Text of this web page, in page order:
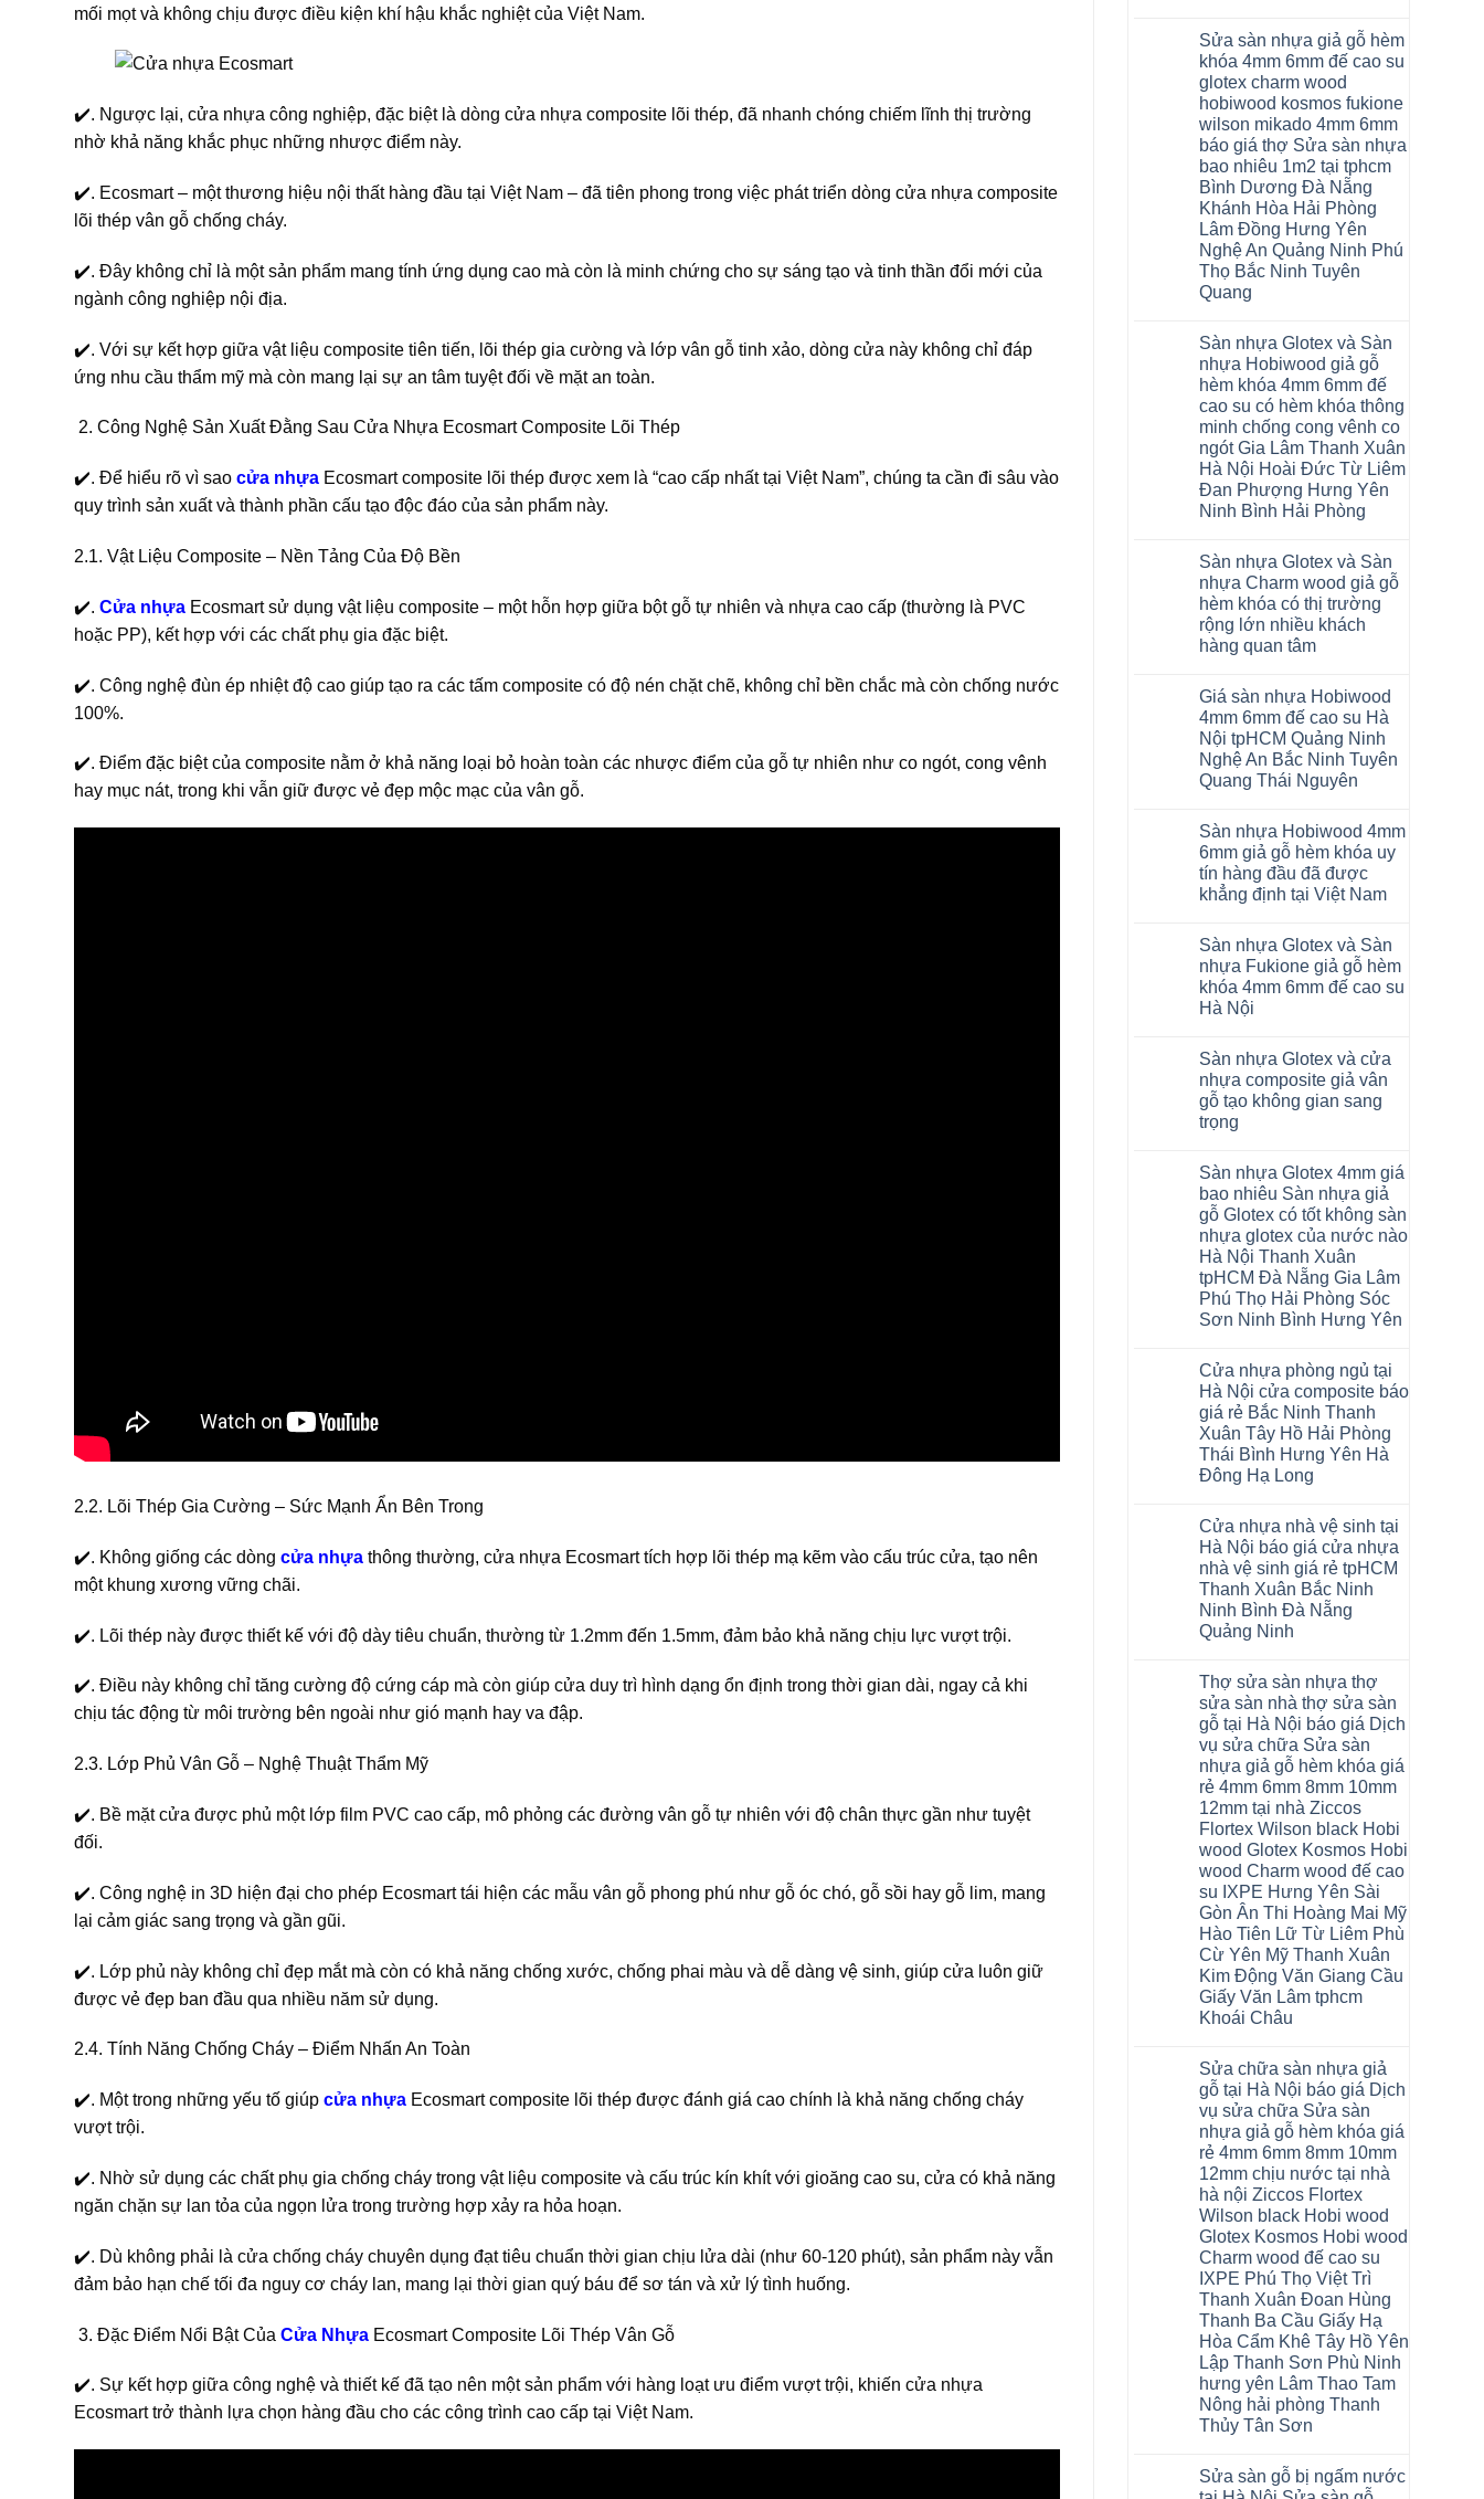
mối mọt và không chịu được điều kiện khí hậu khắc nghiệt của Việt Nam.
✔️. Ngược lại, cửa nhựa công nghiệp, đặc biệt là dòng cửa nhựa composite lõi thép, đã nhanh chóng chiếm lĩnh thị trường
nhờ khả năng khắc phục những nhược điểm này.
✔️. Ecosmart – một thương hiệu nội thất hàng đầu tại Việt Nam – đã tiên phong trong việc phát triển dòng cửa nhựa composite
lõi thép vân gỗ chống cháy.
✔️. Đây không chỉ là một sản phẩm mang tính ứng dụng cao mà còn là minh chứng cho sự sáng tạo và tinh thần đổi mới của
ngành công nghiệp nội địa.
✔️. Với sự kết hợp giữa vật liệu composite tiên tiến, lõi thép gia cường và lớp vân gỗ tinh xảo, dòng cửa này không chỉ đáp
ứng nhu cầu thẩm mỹ mà còn mang lại sự an tâm tuyệt đối về mặt an toàn.
Công Nghệ Sản Xuất Đằng Sau Cửa Nhựa Ecosmart Composite Lõi Thép
✔️. Để hiểu rõ vì sao cửa nhựa Ecosmart composite lõi thép được xem là “cao cấp nhất tại Việt Nam”, chúng ta cần đi sâu vào
quy trình sản xuất và thành phần cấu tạo độc đáo của sản phẩm này.
2.1. Vật Liệu Composite – Nền Tảng Của Độ Bền
✔️. Cửa nhựa Ecosmart sử dụng vật liệu composite – một hỗn hợp giữa bột gỗ tự nhiên và nhựa cao cấp (thường là PVC
hoặc PP), kết hợp với các chất phụ gia đặc biệt.
✔️. Công nghệ đùn ép nhiệt độ cao giúp tạo ra các tấm composite có độ nén chặt chẽ, không chỉ bền chắc mà còn chống nước
100%.
✔️. Điểm đặc biệt của composite nằm ở khả năng loại bỏ hoàn toàn các nhược điểm của gỗ tự nhiên như co ngót, cong vênh
hay mục nát, trong khi vẫn giữ được vẻ đẹp mộc mạc của vân gỗ.
2.2. Lõi Thép Gia Cường – Sức Mạnh Ẩn Bên Trong
✔️. Không giống các dòng cửa nhựa thông thường, cửa nhựa Ecosmart tích hợp lõi thép mạ kẽm vào cấu trúc cửa, tạo nên
một khung xương vững chãi.
✔️. Lõi thép này được thiết kế với độ dày tiêu chuẩn, thường từ 1.2mm đến 1.5mm, đảm bảo khả năng chịu lực vượt trội.
✔️. Điều này không chỉ tăng cường độ cứng cáp mà còn giúp cửa duy trì hình dạng ổn định trong thời gian dài, ngay cả khi
chịu tác động từ môi trường bên ngoài như gió mạnh hay va đập.
2.3. Lớp Phủ Vân Gỗ – Nghệ Thuật Thẩm Mỹ
✔️. Bề mặt cửa được phủ một lớp film PVC cao cấp, mô phỏng các đường vân gỗ tự nhiên với độ chân thực gần như tuyệt
đối.
✔️. Công nghệ in 3D hiện đại cho phép Ecosmart tái hiện các mẫu vân gỗ phong phú như gỗ óc chó, gỗ sồi hay gỗ lim, mang
lại cảm giác sang trọng và gần gũi.
✔️. Lớp phủ này không chỉ đẹp mắt mà còn có khả năng chống xước, chống phai màu và dễ dàng vệ sinh, giúp cửa luôn giữ
được vẻ đẹp ban đầu qua nhiều năm sử dụng.
2.4. Tính Năng Chống Cháy – Điểm Nhấn An Toàn
✔️. Một trong những yếu tố giúp cửa nhựa Ecosmart composite lõi thép được đánh giá cao chính là khả năng chống cháy
vượt trội.
✔️. Nhờ sử dụng các chất phụ gia chống cháy trong vật liệu composite và cấu trúc kín khít với gioăng cao su, cửa có khả năng
ngăn chặn sự lan tỏa của ngọn lửa trong trường hợp xảy ra hỏa hoạn.
✔️. Dù không phải là cửa chống cháy chuyên dụng đạt tiêu chuẩn thời gian chịu lửa dài (như 60-120 phút), sản phẩm này vẫn
đảm bảo hạn chế tối đa nguy cơ cháy lan, mang lại thời gian quý báu để sơ tán và xử lý tình huống.
Đặc Điểm Nổi Bật Của Cửa NhựaEcosmart Composite Lõi Thép Vân Gỗ
✔️. Sự kết hợp giữa công nghệ và thiết kế đã tạo nên một sản phẩm với hàng loạt ưu điểm vượt trội, khiến cửa nhựa
Ecosmart trở thành lựa chọn hàng đầu cho các công trình cao cấp tại Việt Nam.
bình
luận
ở
Sàn
gỗ
AURUM
Floor
Báo
giá
Sàn
gỗ
AURUM
Floor
nhập
khẩu
Malaysia
RUM
14
AI
13
RUM
AI
35
36
RUM
AI
37
AI
dày
12mm
bản
Hà
Nội
Thanh
Xuân
Thanh
Trì
Bắc
Giấy
Tây
Hồ
Hưng
Yên
TpHCM
Bình
Dương
Thơ
Đà
Nẵng
Mỹ
Đức
Hoài
Giang
Hải
Phòng
Tứ
Kỳ
Đan
Lộc
Quảng
Ninh
Thanh
Miện
Nghệ
Hà
Ninh
Bình
Thái
Bình
Thanh
Hóa
Quỳnh
Phụ
Phú
Thọ
Tuyên
Quang
Sửa sàn nhựa giả gỗ hèm
khóa 4mm 6mm đế cao su
glotex charm wood
hobiwood kosmos fukione
wilson mikado 4mm 6mm
báo giá thợ Sửa sàn nhựa
bao nhiêu 1m2 tại tphcm
Bình Dương Đà Nẵng
Khánh Hòa Hải Phòng
Lâm Đồng Hưng Yên
Nghệ An Quảng Ninh Phú
Thọ Bắc Ninh Tuyên
Quang
bình
luận
ở
Sửa
sàn
nhựa
giả
gỗ
hèm
khóa
4mm
6mm
đế
glotex
charm
wood
hobiwood
kosmos
fukione
wilson
mikado
6mm
báo
giá
thợ
Sửa
sàn
nhựa
bao
tại
tphcm
Bình
Dương
Đà
Nẵng
Hải
Phòng
Lâm
Đồng
Hưng
Yên
Quảng
Ninh
Phú
Thọ
Bắc
Ninh
Sàn nhựa Glotex và Sàn
nhựa Hobiwood giả gỗ
hèm khóa 4mm 6mm đế
cao su có hèm khóa thông
minh chống cong vênh co
ngót Gia Lâm Thanh Xuân
Hà Nội Hoài Đức Từ Liêm
Đan Phượng Hưng Yên
Ninh Bình Hải Phòng
bình
luận
ở
Sàn
nhựa
Glotex
và
Hobiwood
giả
gỗ
hèm
khóa
4mm
6mm
đế
có
hèm
khóa
thông
minh
vênh
co
ngót
Gia
Lâm
Thanh
Nội
Hoài
Đức
Từ
Liêm
Đan
Phượng
Yên
Ninh
Bình
Hải
Phòng
Sàn nhựa Glotex và Sàn
nhựa Charm wood giả gỗ
hèm khóa có thị trường
rộng lớn nhiều khách
hàng quan tâm
bình
luận
ở
Sàn
nhựa
Glotex
và
Charm
wood
giả
gỗ
hèm
khóa
trường
rộng
lớn
nhiều
khách
hàng
Giá sàn nhựa Hobiwood
4mm 6mm đế cao su Hà
Nội tpHCM Quảng Ninh
Nghệ An Bắc Ninh Tuyên
Quang Thái Nguyên
bình
luận
ở
Giá
sàn
nhựa
6mm
đế
cao
su
Hà
Nội
Ninh
Nghệ
An
Bắc
Ninh
Tuyên
Nguyên
Sàn nhựa Hobiwood 4mm
6mm giả gỗ hèm khóa uy
tín hàng đầu đã được
khẳng định tại Việt Nam
bình
luận
ở
Sàn
nhựa
Hobiwood
giả
gỗ
hèm
khóa
uy
tín
đã
được
khẳng
định
tại
Việt
Nam
Sàn nhựa Glotex và Sàn
nhựa Fukione giả gỗ hèm
khóa 4mm 6mm đế cao su
Hà Nội
bình
luận
ở
Sàn
nhựa
Glotex
nhựa
Fukione
giả
gỗ
hèm
khóa
4mm
6mm
đế
cao
su
Sàn nhựa Glotex và cửa
nhựa composite giả vân
gỗ tạo không gian sang
trọng
bình
luận
ở
Sàn
nhựa
Glotex
và
cửa
nhựa
composite
giả
vân
không
gian
sang
trọng
Sàn nhựa Glotex 4mm giá
bao nhiêu Sàn nhựa giả
gỗ Glotex có tốt không sàn
nhựa glotex của nước nào
Hà Nội Thanh Xuân
tpHCM Đà Nẵng Gia Lâm
Phú Thọ Hải Phòng Sóc
Sơn Ninh Bình Hưng Yên
bình
luận
ở
Sàn
nhựa
Glotex
4mm
giá
bao
nhựa
giả
gỗ
Glotex
có
tốt
không
sàn
nhựa
nước
nào
Hà
Nội
Thanh
Xuân
tpHCM
Đà
Nẵng
Gia
Lâm
Phú
Thọ
Hải
Phòng
Sóc
Sơn
Ninh
Bình
Hưng
Yên
Cửa nhựa phòng ngủ tại
Hà Nội cửa composite báo
giá rẻ Bắc Ninh Thanh
Xuân Tây Hồ Hải Phòng
Thái Bình Hưng Yên Hà
Đông Hạ Long
bình
luận
ở
Cửa
nhựa
phòng
ngủ
tại
Hà
composite
báo
giá
rẻ
Bắc
Ninh
Thanh
Xuân
Tây
Hồ
Hải
Thái
Bình
Hưng
Yên
Hà
Đông
Hạ
Long
Cửa nhựa nhà vệ sinh tại
Hà Nội báo giá cửa nhựa
nhà vệ sinh giá rẻ tpHCM
Thanh Xuân Bắc Ninh
Ninh Bình Đà Nẵng
Quảng Ninh
bình
luận
ở
Cửa
nhựa
nhà
vệ
sinh
tại
Hà
Nội
báo
giá
cửa
nhựa
nhà
vệ
sinh
giá
rẻ
tpHCM
Thanh
Xuân
Bắc
Ninh
Đà
Nẵng
Quảng
Ninh
Thợ sửa sàn nhựa thợ
sửa sàn nhà thợ sửa sàn
gỗ tại Hà Nội báo giá Dịch
vụ sửa chữa Sửa sàn
nhựa giả gỗ hèm khóa giá
rẻ 4mm 6mm 8mm 10mm
12mm tại nhà Ziccos
Flortex Wilson black Hobi
wood Glotex Kosmos Hobi
wood Charm wood đế cao
su IXPE Hưng Yên Sài
Gòn Ân Thi Hoàng Mai Mỹ
Hào Tiên Lữ Từ Liêm Phù
Cừ Yên Mỹ Thanh Xuân
Kim Động Văn Giang Cầu
Giấy Văn Lâm tphcm
Khoái Châu
bình
luận
ở
Thợ
sửa
sàn
nhựa
thợ
sửa
sàn
nhà
thợ
sửa
sàn
gỗ
tại
Hà
Nội
báo
giá
Dịch
vụ
sửa
chữa
Sửa
sàn
gỗ
hèm
Sửa chữa sàn nhựa giả
gỗ tại Hà Nội báo giá Dịch
vụ sửa chữa Sửa sàn
nhựa giả gỗ hèm khóa giá
rẻ 4mm 6mm 8mm 10mm
12mm chịu nước tại nhà
hà nội Ziccos Flortex
Wilson black Hobi wood
Glotex Kosmos Hobi wood
Charm wood đế cao su
IXPE Phú Thọ Việt Trì
Thanh Xuân Đoan Hùng
Thanh Ba Cầu Giấy Hạ
Hòa Cẩm Khê Tây Hồ Yên
Lập Thanh Sơn Phù Ninh
hưng yên Lâm Thao Tam
Nông hải phòng Thanh
Thủy Tân Sơn
bình
luận
Sửa sàn gỗ bị ngấm nước